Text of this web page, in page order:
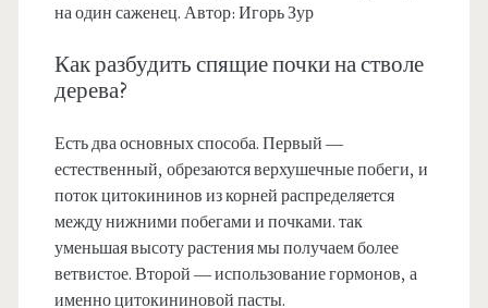
на один саженец. Автор: Игорь Зур
Как разбудить спящие почки на стволе
дерева?
Есть два основных способа. Первый —
естественный, обрезаются верхушечные побеги, и
поток цитокининов из корней распределяется
между нижними побегами и почками. так
уменьшая высоту растения мы получаем более
ветвистое. Второй — использование гормонов, а
именно цитокининовой пасты.